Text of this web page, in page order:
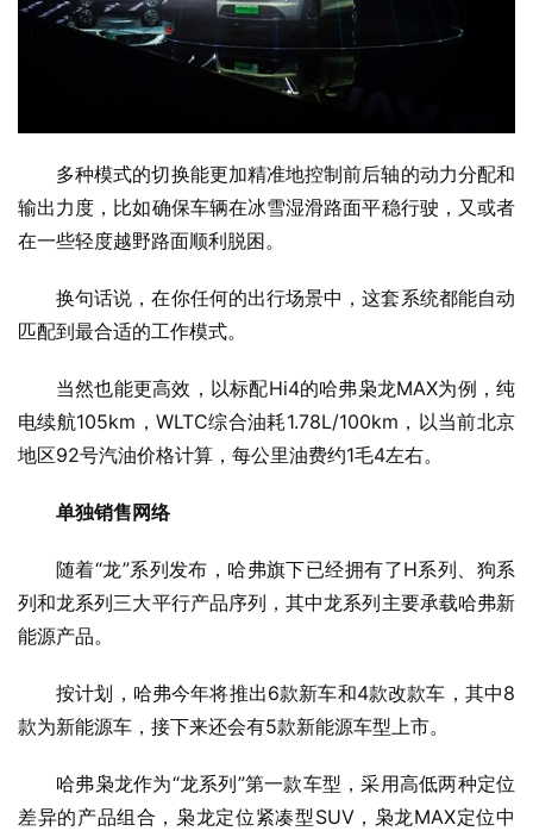
多种模式的切换能更加精准地控制前后轴的动力分配和
输出力度，比如确保车辆在冰雪湿滑路面平稳行驶，又或者
在一些轻度越野路面顺利脱困。
换句话说，在你任何的出行场景中，这套系统都能自动
匹配到最合适的工作模式。
当然也能更高效，以标配Hi4的哈弗枭龙MAX为例，纯
电续航105km，WLTC综合油耗1.78L/100km，以当前北京
地区92号汽油价格计算，每公里油费约1毛4左右。
单独销售网络
随着“龙”系列发布，哈弗旗下已经拥有了H系列、狗系
列和龙系列三大平行产品序列，其中龙系列主要承载哈弗新
能源产品。
按计划，哈弗今年将推出6款新车和4款改款车，其中8
款为新能源车，接下来还会有5款新能源车型上市。
哈弗枭龙作为“龙系列”第一款车型，采用高低两种定位
差异的产品组合，枭龙定位紧凑型SUV，枭龙MAX定位中